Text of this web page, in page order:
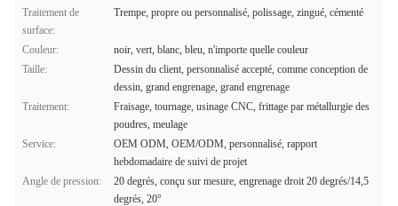
Traitement de
surface:
Trempe, propre ou personnalisé, polissage, zingué, cémenté
Couleur:
noir, vert, blanc, bleu, n'importe quelle couleur
Taille:
Dessin du client, personnalisé accepté, comme conception de
dessin, grand engrenage, grand engrenage
Traitement:
Fraisage, tournage, usinage CNC, frittage par métallurgie des
poudres, meulage
Service:
OEM ODM, OEM/ODM, personnalisé, rapport
hebdomadaire de suivi de projet
Angle de pression:
20 degrés, conçu sur mesure, engrenage droit 20 degrés/14,5
degrés, 20°